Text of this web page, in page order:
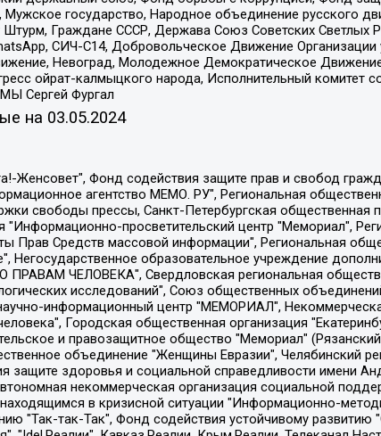
государство, Народное объединение русского
Граждане СССР, Держава Союз Советских Светлых
СИЧ-С14, Добровольческое Движение Организации
Невоград, Молодежное Демократическое
ойрат-калмыцкого народа, Исполнительный комитет
Сергей Фургал
на 03.05.2024
номер 50008295751, дата регистрации 24.02.2020), Великовский Дмитрий Александрович, Долинина Ирина Николаевна, Мароховская Алеся Алексеевна, Шлейнов Роман Юрьевич, Шмагун Олеся Валентиновна, Общество с ограниченной ответственностью "Альтаир 2021", Общество с ограниченной ответственностью "Вега 2021", Общество с ограниченной ответственностью "Главный редактор 2021", Общество с ограниченной ответственностью "Ромашки монолит", Важенков Артем Валерьевич, Ивановская областная общественная организация "Центр гендерных исследований", Гурман Юрий Альбертович, Медиапроект "ОВД-Инфо", Егоров Владимир Владимирович, Жилинский Владимир Александрович, Общество с ограниченной ответственностью "ЗП", Иванова София Юрьевна, Карезина Инна Павловна, Кильтау Екатерина Викторовна, Петров Алексей Викторович, Пискунов Сергей Евгеньевич, Смирнов Сергей Сергеевич, Тихонов Михаил Сергеевич, Общество с ограниченной ответственностью "ЖУРНАЛИСТ-ИНОСТРАННЫЙ АГЕНТ", Арапова Галина Юрьевна, Вольтская Татьяна Анатольевна, Американская компания "Mason G.E.S. Anonymous Foundation" (США), являющаяся владельцем интернет-издания https://mnews.world/, Компания "Stichting Bellingcat", зарегистрированная в Нидерландах (дата регистрации 11.07.2018), Захаров Андрей Вячеславович, Клепиковская Екатерина Дмитриевна, Общество с ограниченной ответственностью "МЕМО", Перл Роман Александрович, Симонов Евгений Алексеевич, Соловьева Елена Анатольевна, Сотников Даниил Владимирович, Сурначева Елизавета Дмитриевна, Автономная некоммерческая организация по защите прав человека и информированию населения "Якутия – Наше Мнение", Общество с ограниченной ответственностью "Москоу диджитал медиа", с 26.01.2023 Общество с ограниченной ответственностью "Чайка Белые сады", Ветошкина Валерия Валерьевна, Заговора Максим Александрович, Межрегиональное общественное движение "Российская ЛГБТ - сеть", Оленичев Максим Владимирович, Павлов Иван Юрьевич, Скворцова Елена Сергеевна, Общество с ограниченной ответственностью "Как бы инагент", Кочетков Игорь Викторович, Общество с ограниченной ответственностью "Честные выборы", Еланчик Олег Александрович, Общество с ограниченной ответственностью "Нобелевский призыв", Гималова Регина Эмилевна, Григорьев Андрей Валерьевич, Григорьева Алина Александровна, Ассоциация по содействию защите прав призывников, альтернативнослужащих и военнослужащих "Правозащитная группа "Гражданин.Армия.Право", Хисамова Регина Фаритовна, Автономная некоммерческая организация по реализации социально-правовых программ "Лилит", Дальневосточное общественное движение "Маяк", Санкт-Петербургская ЛГБТ-инициативная группа "Выход", Инициативная группа ЛГБТ+ "Реверс", Алексеев Андрей Викторович, Бекбулатова Таисия Львовна, Беляев Иван Михайлович, Владыкина Елена Сергеевна, Гельман Марат Александрович, Никульшина Вероника Юрьевна, Толоконникова Надежда Андреевна, Шендерович Виктор Анатольевич, Общество с ограниченной ответственностью "Данное сообщение", Общество с ограниченной ответственностью Издательский дом "Новая глава", Айнбиндер Александра Александровна, Московский комьюнити-центр для ЛГБТ+инициатив, Благотворительный фонд развития филантропии, Deutsche Welle (Германия, Kurt-Schumacher-Strasse 3, 53113 Bonn), Борзунова Мария Михайловна, Воробьев Виктор Викторович, Голубева Анна Львовна, Константинова Алла Михайловна, Малкова Ирина Владимировна, Мурадов Мурад Абдулгалимович, Осетинская Елизавета Николаевна, Понасенков Евгений Николаевич, Ганапольский Матвей